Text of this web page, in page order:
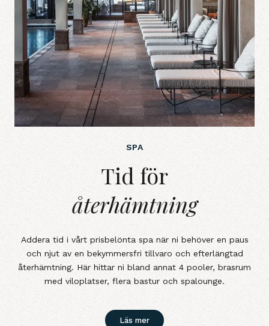
SPA
Tid för återhämtning
Tid för
återhämtning
Addera tid i vårt prisbelönta spa när ni behöver en paus
och njut av en bekymmersfri tillvaro och efterlängtad
återhämtning. Här hittar ni bland annat 4 pooler, brasrum
med viloplatser, flera bastur och spalounge.
Läs mer